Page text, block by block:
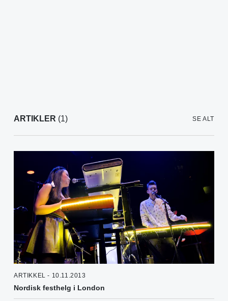
ARTIKLER (1) SE ALT
ARTIKKEL - 10.11.2013
Nordisk festhelg i London